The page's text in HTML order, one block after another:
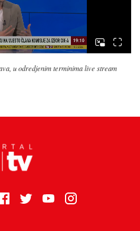
u odredjenim terminima live stream